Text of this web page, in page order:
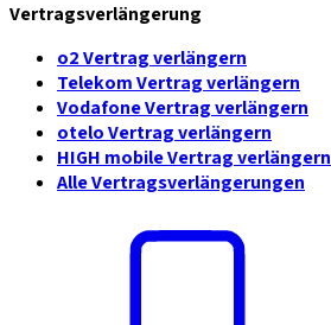
Vertragsverlängerung
o2 Vertrag verlängern
Telekom Vertrag verlängern
Vodafone Vertrag verlängern
otelo Vertrag verlängern
HIGH mobile Vertrag verlängern
Alle Vertragsverlängerungen